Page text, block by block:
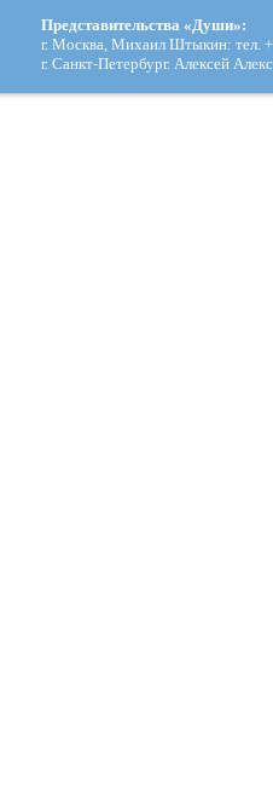
Представительства «Души»:
г. Москва, Михаил Штыкин: тел.
г. Санкт-Петербург. Алексей